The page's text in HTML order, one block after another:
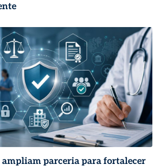
ampliam parceria para fortalecer